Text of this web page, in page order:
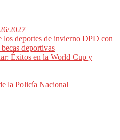
2027
deportes de invierno DPD con
deportivas
Éxitos en la World Cup y
la Policía Nacional